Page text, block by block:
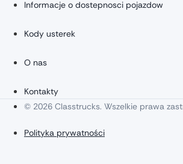
Informacje o dostepnosci pojazdow
Kody usterek
O nas
Kontakty
© 2026 Classtrucks. Wszelkie prawa
Polityka prywatności